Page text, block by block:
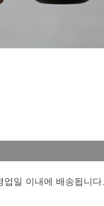
업일 이내에 배송됩니